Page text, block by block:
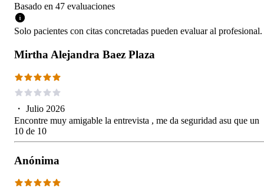
Basado en 47 evaluaciones
Solo pacientes con citas concretadas pueden evaluar al profesional.
Mirtha Alejandra Baez Plaza
・ Julio 2026
Encontre muy amigable la entrevista , me da seguridad asu que un
10 de 10
Anónima